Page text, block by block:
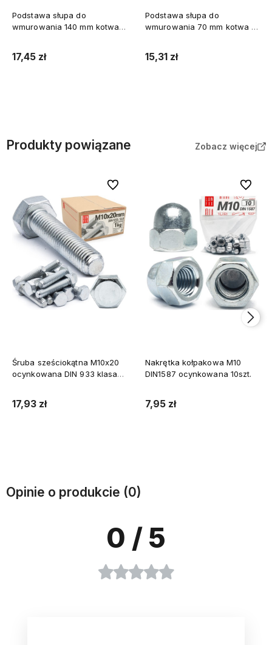
Podstawa słupa do
wmurowania 140 mm kotwa z
17,45 zł
Podstawa słupa do
wmurowania 70 mm kotwa z
15,31 zł
Produkty powiązane Zobacz więcej
Śruba sześciokątna M10x20
ocynkowana DIN 933 klasa
17,93 zł
Do ulubionych
Nakrętka kołpakowa M10
DIN1587 ocynkowana 10szt.
7,95 zł
Do
Opinie o produkcie (0)
0 / 5